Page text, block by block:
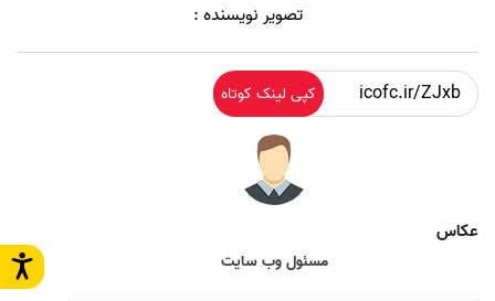
تصویر نویسنده :
کپی لینک کوتاه
عکاس
مسئول وب سایت